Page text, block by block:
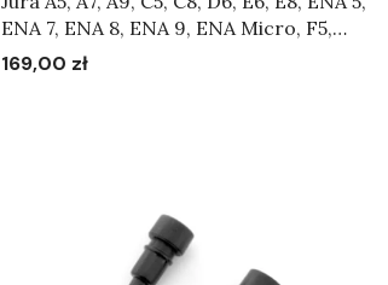
ENA 7, ENA 8, ENA 9, ENA Micro, F5,
GIGA 5, GIGA 6, J6, J90, S8, WE8 -
Cena
169,00 zł